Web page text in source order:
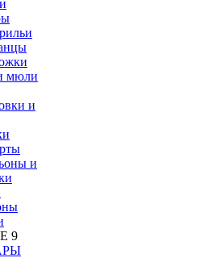
мюли
и
и
9